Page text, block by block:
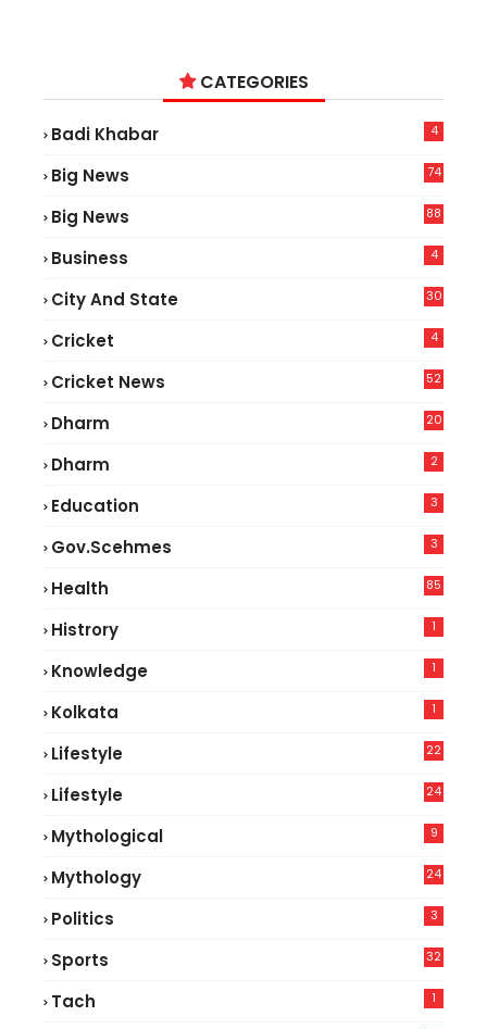
CATEGORIES
Badi Khabar 4
Big News
74
Big News
88
Business 4
City And State 30
Cricket 4
Cricket News
52
Dharm 20
Dharm 2
Education 3
Gov.scehmes 3
Health
85
Histrory 1
Knowledge 1
Kolkata 1
Lifestyle
22
Lifestyle
24
Mythological 9
Mythology 24
Politics 3
Sports 32
Tach 1